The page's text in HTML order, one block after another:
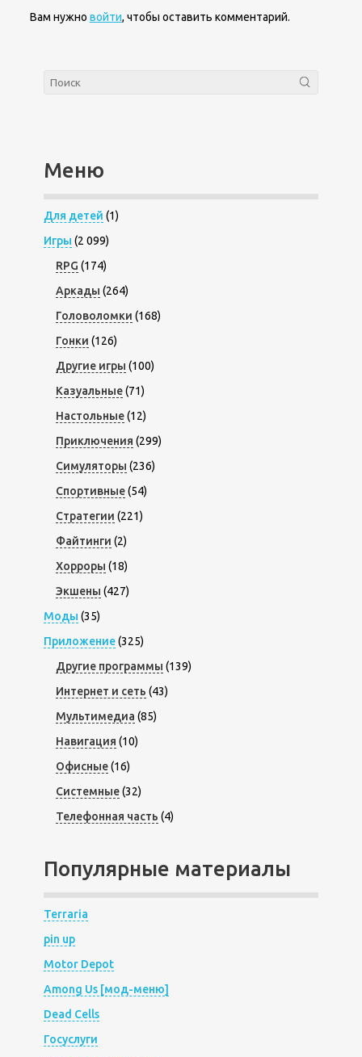
Вам нужно войти, чтобы оставить комментарий.
Меню
Для детей (1)
Игры (2 099)
RPG (174)
Аркады (264)
Головоломки (168)
Гонки (126)
Другие игры (100)
Казуальные(71)
Настольные(12)
Приключения (299)
Симуляторы (236)
Спортивные(54)
Стратегии (221)
Файтинги (2)
Хорроры (18)
Экшены (427)
Моды (35)
Приложение(325)
Другие программы (139)
Интернет и сеть (43)
Мультимедиа (85)
Навигация (10)
Офисные(16)
Системные(32)
Телефонная часть (4)
Популярные материалы
Terraria
pin up
Motor Depot
Among Us [мод-меню]
Dead Cells
Госуслуги